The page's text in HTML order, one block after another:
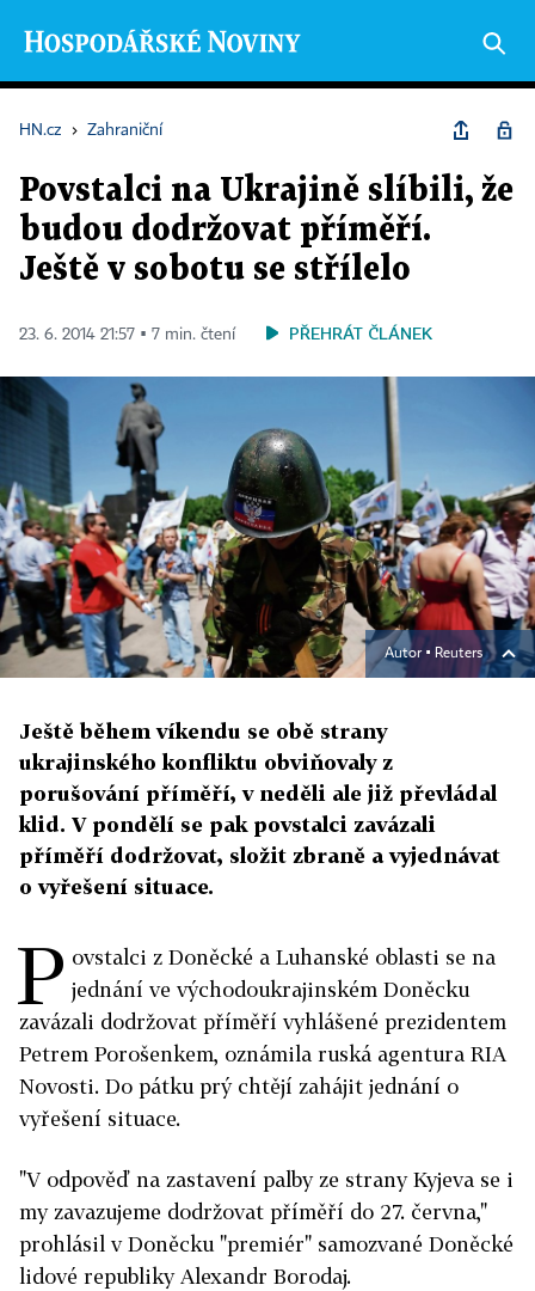
HN.cz › Zahraniční
Povstalci na Ukrajině slíbili, že
budou dodržovat příměří.
Ještě v sobotu se střílelo
23. 6. 2014 21:57 ▪ 7 min. čtení PŘEHRÁT ČLÁNEK
Autor ▪ Reuters
Ještě během víkendu se obě strany
ukrajinského konfliktu obviňovaly z
porušování příměří, v neděli ale již převládal
klid. V pondělí se pak povstalci zavázali
příměří dodržovat, složit zbraně a vyjednávat
o vyřešení situace.
P ovstalci z Doněcké a Luhanské oblasti se na
jednání ve východoukrajinském Doněcku
zavázali dodržovat příměří vyhlášené prezidentem
Petrem Porošenkem, oznámila ruská agentura RIA
Novosti. Do pátku prý chtějí zahájit jednání o
vyřešení situace.
"V odpověď na zastavení palby ze strany Kyjeva se i
my zavazujeme dodržovat příměří do 27. června,"
prohlásil v Doněcku "premiér" samozvané Doněcké
lidové republiky Alexandr Borodaj.